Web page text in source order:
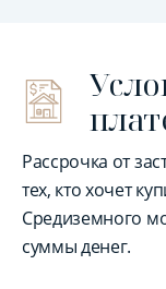
Рассрочка от
тех, кто хочет
Средиземного
суммы денег.